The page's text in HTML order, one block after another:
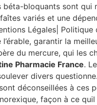
béta-bloquants sont qui
variés et une
Légales| Politique
garantir la
du mercure, qui les
Pharmacie France.
divers
déconseillées à ces
façon à ce quil